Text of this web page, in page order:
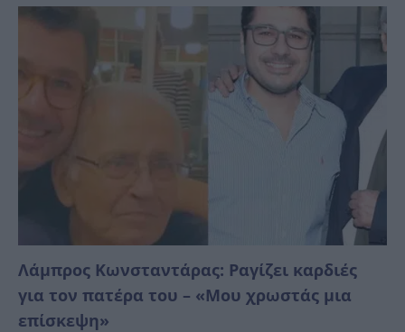
Λάμπρος Κωνσταντάρας: Ραγίζει καρδιές
για τον πατέρα του – «Μου χρωστάς μια
επίσκεψη»